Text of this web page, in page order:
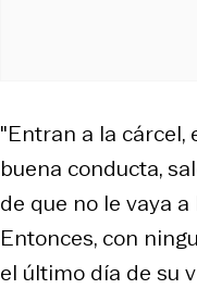
"Entran a la cárcel,
buena conducta,
de que no le vaya
Entonces, con
el último día de su